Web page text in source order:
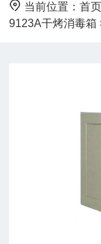
当前位置：首页
9123A干烤消毒箱